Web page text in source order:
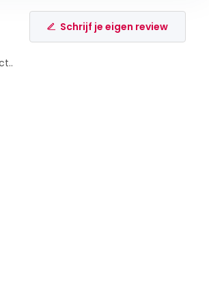
Schrijf je eigen review